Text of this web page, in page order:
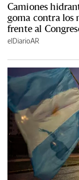
Camiones
goma contra los
frente al
elDiarioAR